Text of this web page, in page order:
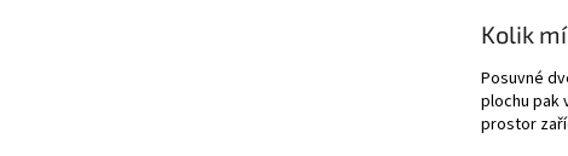
Kolik
Posuvné
plochu pak
prostor